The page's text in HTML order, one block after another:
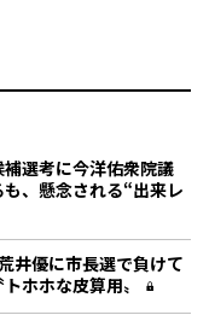
補選考に今洋佑衆院議
、懸念される“出来レ
井優に市長選で負けて
ホホな皮算用〟